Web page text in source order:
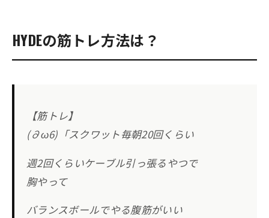
HYDEの筋トレ方法は？
【筋トレ】
(∂ω6)「スクワット毎朝20回くらい
週2回くらいケーブル引っ張るやつで
胸やって
バランスボールでやる腹筋がいい